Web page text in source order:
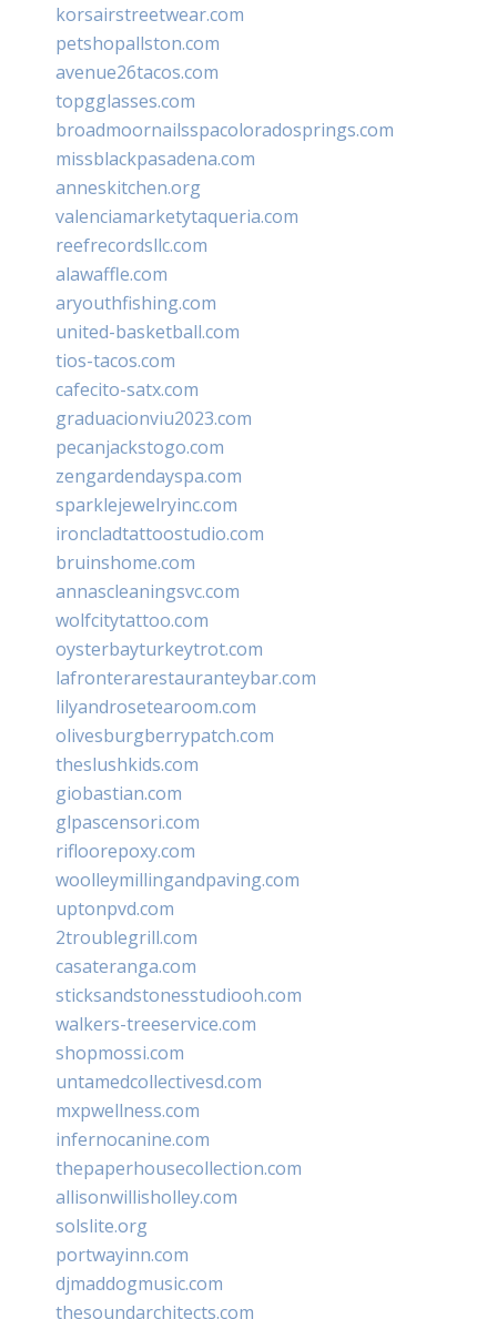
korsairstreetwear.com
petshopallston.com
avenue26tacos.com
topgglasses.com
broadmoornailsspacoloradosprings.com
missblackpasadena.com
anneskitchen.org
valenciamarketytaqueria.com
reefrecordsllc.com
alawaffle.com
aryouthfishing.com
united-basketball.com
tios-tacos.com
cafecito-satx.com
graduacionviu2023.com
pecanjackstogo.com
zengardendayspa.com
sparklejewelryinc.com
ironcladtattoostudio.com
bruinshome.com
annascleaningsvc.com
wolfcitytattoo.com
oysterbayturkeytrot.com
lafronterarestauranteybar.com
lilyandrosetearoom.com
olivesburgberrypatch.com
theslushkids.com
giobastian.com
glpascensori.com
rifloorepoxy.com
woolleymillingandpaving.com
uptonpvd.com
2troublegrill.com
casateranga.com
sticksandstonesstudiooh.com
walkers-treeservice.com
shopmossi.com
untamedcollectivesd.com
mxpwellness.com
infernocanine.com
thepaperhousecollection.com
allisonwillisholley.com
solslite.org
portwayinn.com
djmaddogmusic.com
thesoundarchitects.com